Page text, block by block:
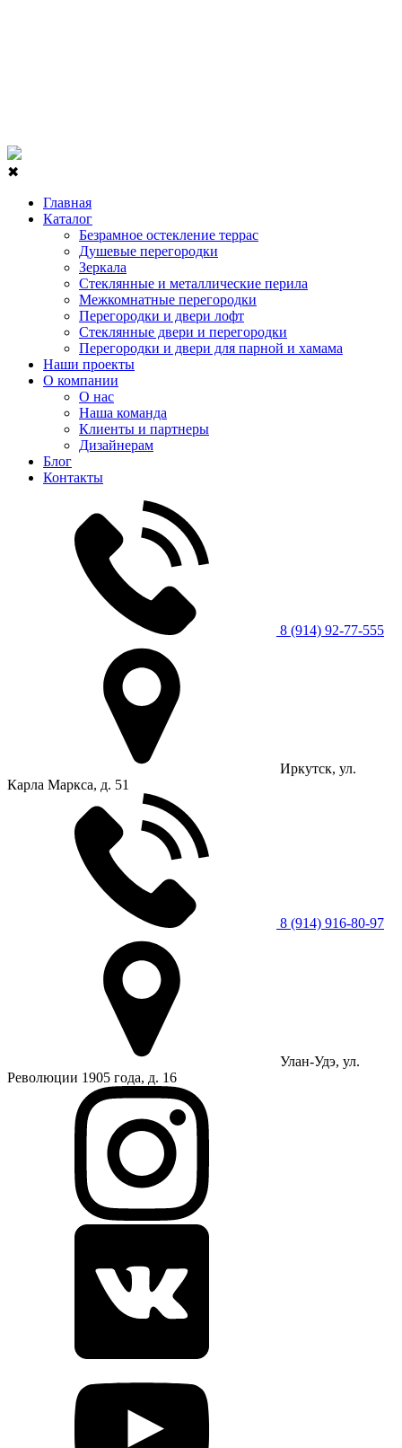
✖
Главная
Каталог
Безрамное остекление террас
Душевые перегородки
Зеркала
Стеклянные и металлические перила
Межкомнатные перегородки
Перегородки и двери лофт
Стеклянные двери и перегородки
Перегородки и двери для парной и хамама
Наши проекты
О компании
О нас
Наша команда
Клиенты и партнеры
Дизайнерам
Блог
Контакты
8 (914) 92-77-555
Иркутск, ул.
Карла Маркса, д. 51
8 (914) 916-80-97
Улан-Удэ, ул.
Революции 1905 года, д. 16